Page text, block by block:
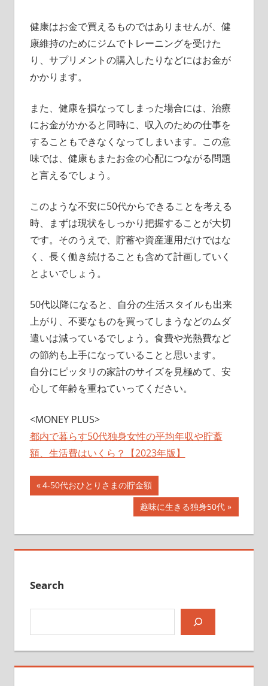
健康はお金で買えるものではありませんが、健
康維持のためにジムでトレーニングを受けた
り、サプリメントの購入したりなどにはお金が
かかります。
また、健康を損なってしまった場合には、治療
にお金がかかると同時に、収入のための仕事を
することもできなくなってしまいます。この意
味では、健康もまたお金の心配につながる問題
と言えるでしょう。
このような不安に50代からできることを考える
時、まずは現状をしっかり把握することが大切
です。そのうえで、貯蓄や資産運用だけではな
く、長く働き続けることも含めて計画していく
とよいでしょう。
50代以降になると、自分の生活スタイルも出来
上がり、不要なものを買ってしまうなどのムダ
遣いは減っているでしょう。食費や光熱費など
の節約も上手になっていることと思います。
自分にピッタリの家計のサイズを見極めて、安
心して年齢を重ねていってください。
<MONEY PLUS>
都内で暮らす50代独身女性の平均年収や貯蓄
額、生活費はいくら？【2023年版】
投
ナ
ビ
ゲ
ー
ョ
ン
前
の
4-50代おひとりさまの貯金額
次
の
記
事:
趣味に生きる独身50代
Search